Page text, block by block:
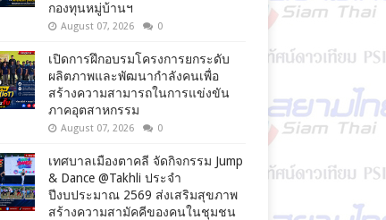
กองทุนหมู่บ้านฯ
August 07, 2026 0
เปิดการฝึกอบรมโครงการยกระดับ
ผลิตภาพและพัฒนากำลังคนเพื่อ
สร้างความสามารถในการแข่งขัน
ภาคอุตสาหกรรม
August 07, 2026 0
เทศบาลเมืองตาคลี จัดกิจกรรม Jump
& Dance @Takhli ประจำ
ปีงบประมาณ 2569 ส่งเสริมสุขภาพ
สร้างความสามัคคีของคนในชุมชน